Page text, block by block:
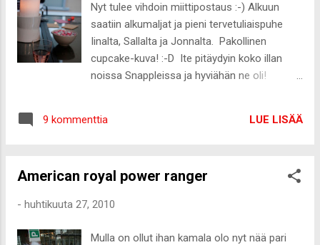
Tollasia ostoksia :-) Äiti osti sen Italialaisen
Lorenzon kanssa yhteiseksi keskarinartun,
joka tosin lähtee Italiaan Lorenzolle. Tänään
hain sen, koska äiti on Jenkeissä
koiranäyttelyssä ja se oli vierailulla Rudyn
sitten töihin iltavuoroon. Moikka! ps. En tiiä
Nyt tulee vihdoin miittipostaus :-) Alkuun
saatiin alkumaljat ja pieni tervetuliaispuhe
Iinalta, Sallalta ja Jonnalta. Pakollinen
cupcake-kuva! :-D Ite pitäydyin koko illan
noissa Snappleissa ja hyviähän ne oli!
vahingossa? Tigin kouluttaja ja pintaa -
käsittelyssä. Dallas look-a-like! Miitti oli aivan
porukka jakautui jatkopaikkojen suhteen. Olisi
9 kommenttia LUE LISÄÄ
American royal power ranger
- huhtikuuta 27, 2010
Mulla on ollut ihan kamala olo nyt nää pari